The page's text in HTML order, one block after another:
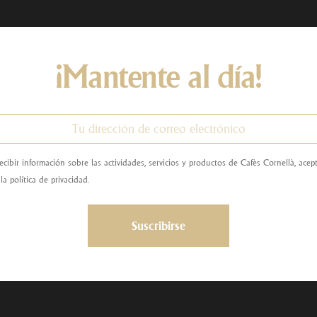
¡Mantente al día!
información sobre las actividades, servicios y productos de Cafès Cornellà,
política de privacidad.